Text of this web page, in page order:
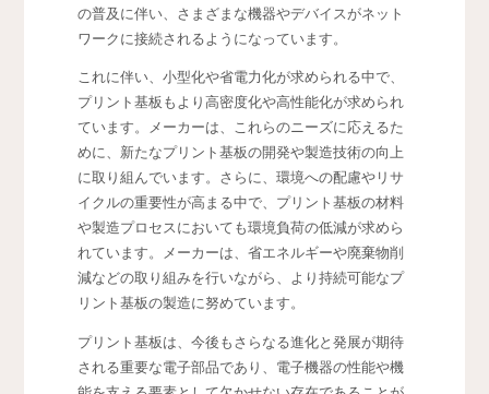
の普及に伴い、さまざまな機器やデバイスがネット
ワークに接続されるようになっています。
これに伴い、小型化や省電力化が求められる中で、
プリント基板もより高密度化や高性能化が求められ
ています。メーカーは、これらのニーズに応えるた
めに、新たなプリント基板の開発や製造技術の向上
に取り組んでいます。さらに、環境への配慮やリサ
イクルの重要性が高まる中で、プリント基板の材料
や製造プロセスにおいても環境負荷の低減が求めら
れています。メーカーは、省エネルギーや廃棄物削
減などの取り組みを行いながら、より持続可能なプ
リント基板の製造に努めています。
プリント基板は、今後もさらなる進化と発展が期待
される重要な電子部品であり、電子機器の性能や機